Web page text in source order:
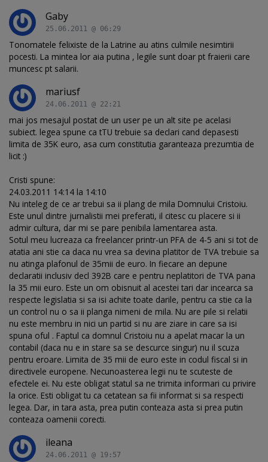
Gaby
25.06.2011 @ 06:29
Tonomatele felixiste de la Latrine au atins culmile nesimtirii
pocesti. La mintea lor aia putina , legile sunt doar pt fraierii care
muncesc pt salarii.
mariusf
24.06.2011 @ 22:21
mai jos mesajul postat de un user pe un alt site pe acelasi
subiect. legea spune ca tTU trebuie sa declari cand depasesti
limita de 35K euro, asa cum constitutia garanteaza prezumtia de
licit :)
Cristi spune:
24.03.2011 14:14 la 14:10
Nu inteleg de ce ar trebui sa ii plang de mila Domnului Cristoiu.
Este unul dintre jurnalistii mei preferati, il citesc cu placere si ii
admir cultura, dar mi se pare penibila lamentarea asta.
Sotul meu lucreaza ca freelancer printr-un PFA de 4-5 ani si tot de
atatia ani stie ca daca nu vrea sa devina platitor de TVA trebuie sa
nu atinga plafonul de 35mii de euro. In fiecare an depune
declaratii inclusiv decl 392B care e pentru neplatitori de TVA pana
la 35 mii euro. Este un om obisnuit al acestei tari dar incearca sa
respecte legislatia si sa isi achite toate darile, pentru ca stie ca la
un control nu o sa ii planga nimeni de mila. Nu are pile si relatii
nu este membru in nici un partid si nu are ziare in care sa isi
spuna oful . Faptul ca domnul Cristoiu nu a apelat macar la un
contabil (daca nu e in stare sa se descurce singur) nu il scuza
pentru eroare. Limita de 35 mii de euro este in codul fiscal si in
directivele europene. Necunoasterea legii nu te scuteste de
efectele ei. Nu este obligat statul sa ne trimita informari cu privire
la orice. Esti obligat tu ca cetatean sa fii informat si sa respecti
legea. Dar, in tara asta, prea putin conteaza asta si prea putin
conteaza oamenii corecti.
ileana
24.06.2011 @ 19:57